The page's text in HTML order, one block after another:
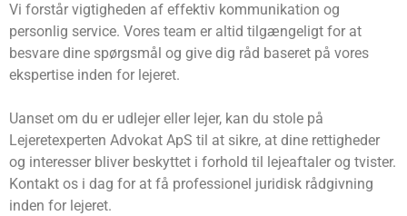
Vi forstår vigtigheden af effektiv kommunikation og
personlig service. Vores team er altid tilgængeligt for at
besvare dine spørgsmål og give dig råd baseret på vores
ekspertise inden for lejeret.
Uanset om du er udlejer eller lejer, kan du stole på
Lejeretexperten Advokat ApS til at sikre, at dine rettigheder
og interesser bliver beskyttet i forhold til lejeaftaler og tvister.
Kontakt os i dag for at få professionel juridisk rådgivning
inden for lejeret.